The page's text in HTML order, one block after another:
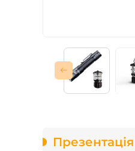
Презентація